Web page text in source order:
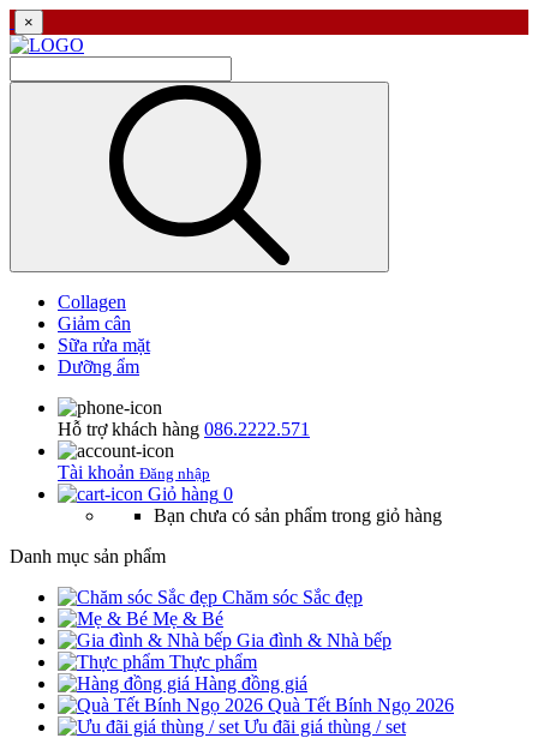
×
Collagen
Giảm cân
Sữa rửa mặt
Dưỡng ẩm
Hỗ trợ khách hàng 086.2222.571
Tài khoản Đăng nhập
Giỏ hàng 0
Bạn chưa có sản phẩm trong giỏ hàng
Danh mục sản phẩm
Chăm sóc Sắc đẹp
Mẹ & Bé
Gia đình & Nhà bếp
Thực phẩm
Hàng đồng giá
Quà Tết Bính Ngọ 2026
Ưu đãi giá thùng / set